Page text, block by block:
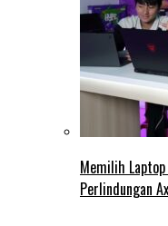
Memilih
Perlindungan